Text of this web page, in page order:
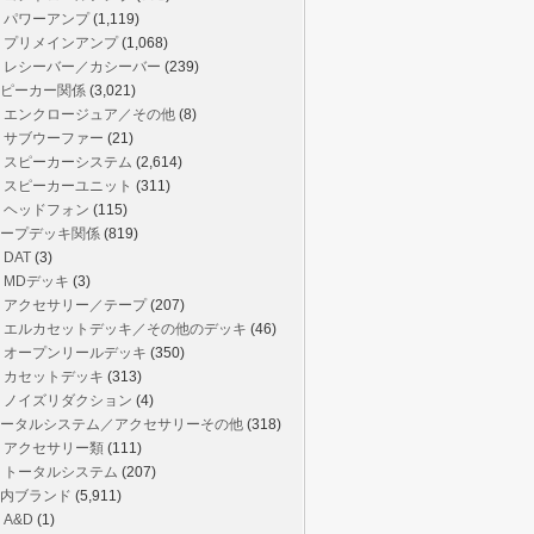
パワーアンプ(1,119)
プリメインアンプ(1,068)
レシーバー／カシーバー (239)
ーカー関係 (3,021)
エンクロージュア／その他 (8)
サブウーファー (21)
スピーカーシステム (2,614)
スピーカーユニット (311)
ヘッドフォン (115)
プデッキ関係 (819)
DAT (3)
MDデッキ (3)
アクセサリー／テープ(207)
エルカセットデッキ／その他のデッキ (46)
オープンリールデッキ (350)
カセットデッキ (313)
ノイズリダクション (4)
ータルシステム／アクセサリーその他 (318)
アクセサリー類 (111)
トータルシステム (207)
ブランド (5,911)
A&D (1)